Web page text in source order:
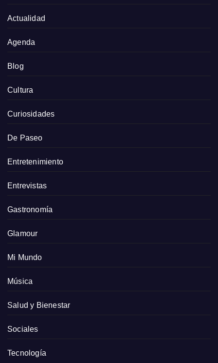
Actualidad
Agenda
Blog
Cultura
Curiosidades
De Paseo
Entretenimiento
Entrevistas
Gastronomía
Glamour
Mi Mundo
Música
Salud y Bienestar
Sociales
Tecnología